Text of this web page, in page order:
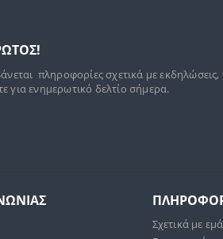
πληροφορίες σχετικά με εκδηλώσεις,
για ενημερωτικό δελτίο σήμερα.
Σχετικά με